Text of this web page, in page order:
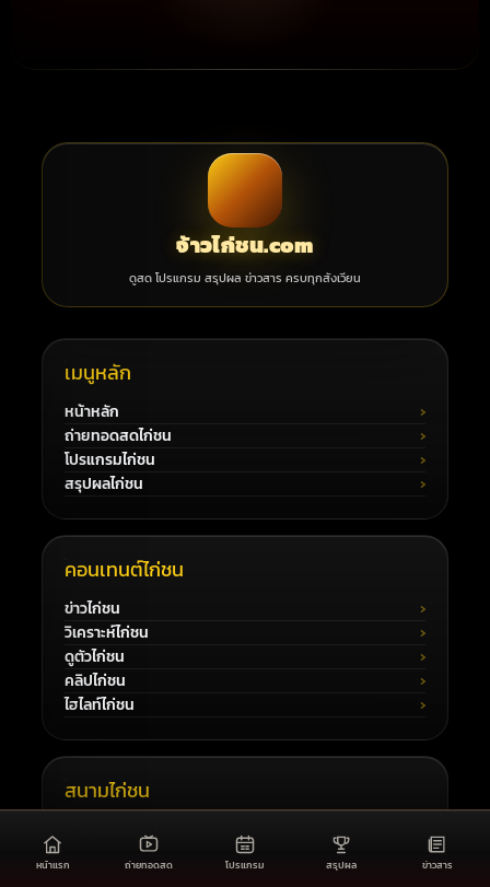
จ้าวไก่ชน.com
ดูสด โปรแกรม สรุปผล ข่าวสาร ครบทุกสังเวียน
เมนูหลัก
หน้าหลัก
ถ่ายทอดสดไก่ชน
โปรแกรมไก่ชน
สรุปผลไก่ชน
คอนเทนต์ไก่ชน
ข่าวไก่ชน
วิเคราะห์ไก่ชน
ดูตัวไก่ชน
คลิปไก่ชน
ไฮไลท์ไก่ชน
สนามไก่ชน
รวมสนามไก่ชน
สนามมหาลาภ
หน้าแรก ถ่ายทอดสด โปรแกรม สรุปผล ข่าวสาร